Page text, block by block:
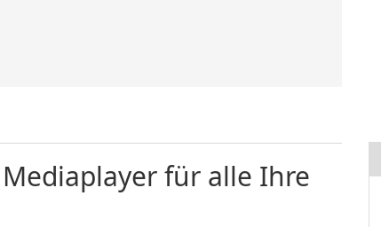
für alle Ihre